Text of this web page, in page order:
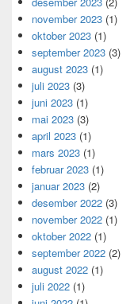
november 2023 (1)
oktober 2023 (1)
september 2023 (3)
august 2023 (1)
juli 2023 (3)
juni 2023 (1)
mai 2023 (3)
april 2023 (1)
mars 2023 (1)
februar 2023 (1)
januar 2023 (2)
desember 2022 (3)
november 2022 (1)
oktober 2022 (1)
september 2022 (2)
august 2022 (1)
juli 2022 (1)